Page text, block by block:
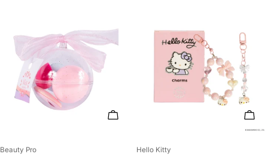
AÑADIR AL CARRITO
Proveedor:
Beauty Pro Proveedor:
Hello Kitty